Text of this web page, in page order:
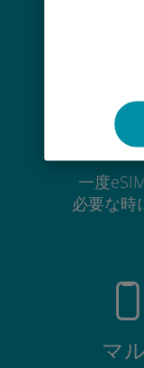
一度
必要な時
マ